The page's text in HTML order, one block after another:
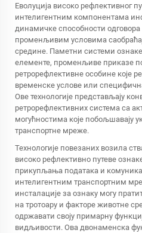
Еволуција високо рефлективног
интелигентним компонентама
динамичке способности одговора
променљивим условима
средине. Паметни системи
елементе, променљиве приказе
ретрорефлективне особине које
временске услове или
Ове технологије представљају
ретрорефлективних система са
могућностима које побољшавају
транспортне мреже.
Технологије повезаних возила
високо рефлективно путеве
прикупљања података и
интелигентним транспортним
инсталације за ознаку могу
на тротоару и факторе животне
одржавати своју примарну
видљивости. Ова двонаменска